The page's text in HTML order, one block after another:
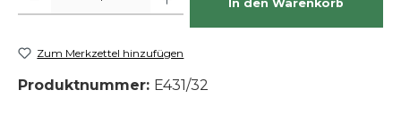
In den Warenkorb
Zum Merkzettel hinzufügen
Produktnummer: E431/32